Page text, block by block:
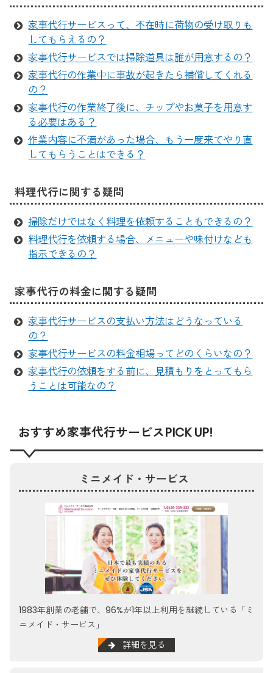
家事代行サービスって、不在時に荷物の受け取りも
してもらえるの？
家事代行サービスでは掃除道具は誰が用意するの？
家事代行の作業中に事故が起きたら補償してくれる
の？
家事代行の作業終了後に、チップやお菓子を用意す
る必要はある？
作業内容に不満があった場合、もう一度来てやり直
してもらうことはできる？
料理代行に関する疑問
掃除だけではなく料理を依頼することもできるの？
料理代行を依頼する場合、メニューや味付けなども
指示できるの？
家事代行の料金に関する疑問
家事代行サービスの支払い方法はどうなっている
の？
家事代行サービスの料金相場ってどのくらいなの？
家事代行の依頼をする前に、見積もりをとってもら
うことは可能なの？
おすすめ家事代行サービスPICK UP!
ミニメイド・サービス
1983年創業の老舗で、96%が1年以上利用を継続している「ミ
ニメイド・サービス」
詳細を見る